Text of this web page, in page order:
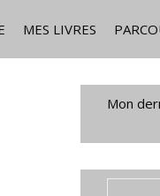
MES LIVRES
Mon